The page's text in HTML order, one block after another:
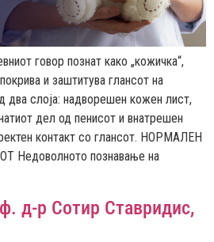
говор познат како „кожичка“,
и заштитува глансот на
два слоја: надворешен кожен лист,
дел од пенисот и внатрешен
контакт со глансот. НОРМАЛЕН
Недоволното познавање на
д-р Сотир Ставридис,